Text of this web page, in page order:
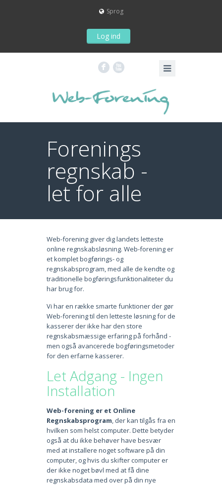
Sprog
F X
Forenings
regnskab -
let for alle
Web-forening giver dig landets letteste
online regnskabsløsning. Web-forening er
et komplet bogførings- og
regnskabsprogram, med alle de kendte og
traditionelle bogføringsfunktionaliteter du
har brug for.
Vi har en række smarte funktioner der gør
Web-forening til den letteste løsning for de
kasserer der ikke har den store
regnskabsmæssige erfaring på forhånd -
men også avancerede bogføringsmetoder
for den erfarne kasserer.
Let Adgang - Ingen
Installation
Web-forening er et Online
Regnskabsprogram , der kan tilgås fra en
hvilken som helst computer. Dette betyder
også at du ikke behøver have besvær
med at installere noget software på din
computer, og hvis du skifter computer er
der ikke noget bøvl med at få dine
regnskabsdata med over på din nye